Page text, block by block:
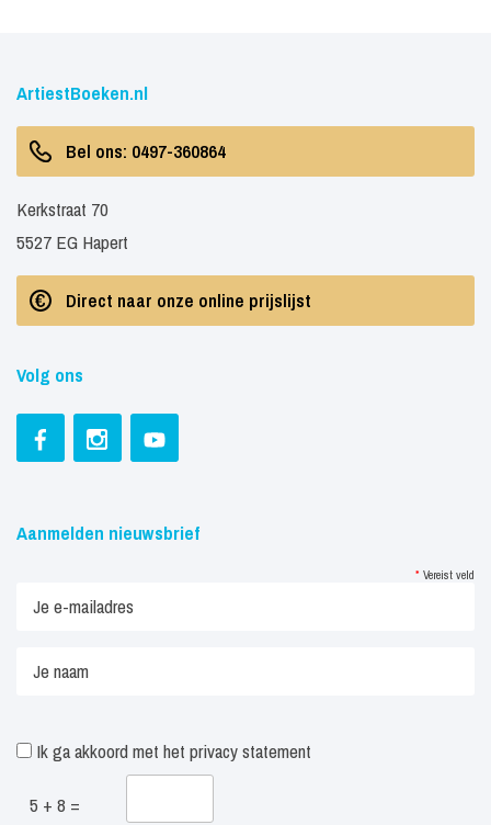
ArtiestBoeken.nl
Bel ons: 0497-360864
Kerkstraat 70
5527 EG Hapert
Direct naar onze online prijslijst
Volg ons
Aanmelden nieuwsbrief
* Vereist veld
Ik ga akkoord met het privacy statement
5 + 8 =